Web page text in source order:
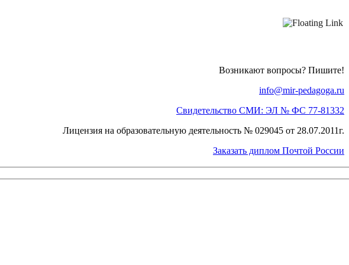
Возникают вопросы? Пишите!
info@mir-pedagoga.ru
Свидетельство СМИ: ЭЛ № ФС 77-81332
Лицензия на образовательную деятельность № 029045 от 28.07.2011г.
Заказать диплом Почтой России